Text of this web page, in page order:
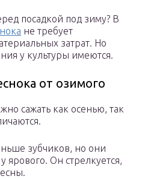
посадкой под зиму? В
не требует
затрат. Но
у культуры имеются.
от озимого
сажать как осенью, так
зубчиков, но они
ярового. Он стрелкуется,